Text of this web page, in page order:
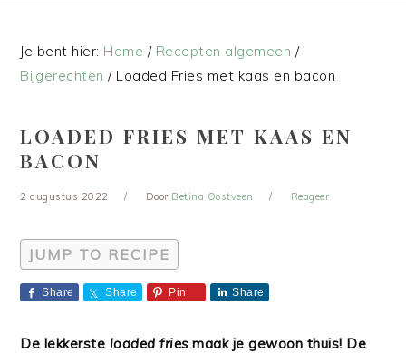
Je bent hier: Home / Recepten algemeen /
Bijgerechten /Loaded Fries met kaas en bacon
LOADED FRIES MET KAAS EN
BACON
2 augustus 2022 Door Betina Oostveen Reageer
JUMP TO RECIPE
Share Share Pin Share
De lekkerste loaded friesmaak je gewoon thuis! De